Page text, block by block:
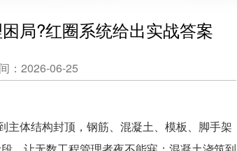
局?红圈系统给出实战答案
：2026-06-25
主体结构封顶，钢筋、混凝土、模板、脚手架